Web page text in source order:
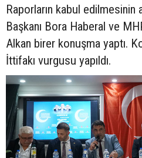
Raporların kabul edilmesinin
Başkanı Bora Haberal ve
Alkan birer konuşma yaptı.
İttifakı vurgusu yapıldı.